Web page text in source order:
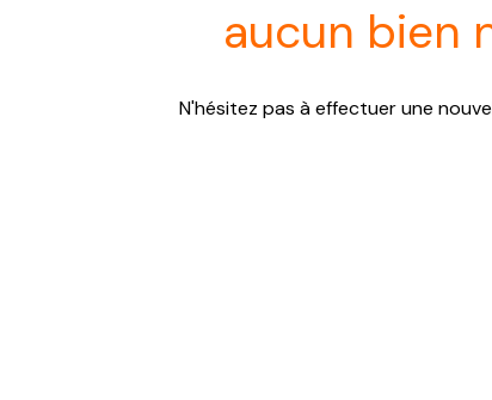
aucun bien
N'hésitez pas à effectuer une